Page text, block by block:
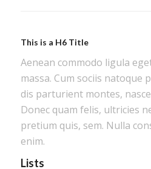
This is a H6 Title
Aenean commodo ligula
massa. Cum sociis natoque
dis parturient montes,
Donec quam felis, ultricies
pretium quis, sem. Nulla
enim.
Lists